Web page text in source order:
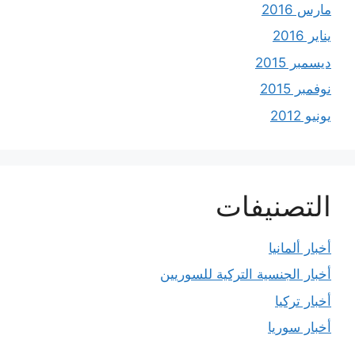
مارس 2016
يناير 2016
ديسمبر 2015
نوفمبر 2015
يونيو 2012
التصنيفات
أخبار ألمانيا
أخبار الجنسية التركية للسوريين
أخبار تركيا
أخبار سوريا